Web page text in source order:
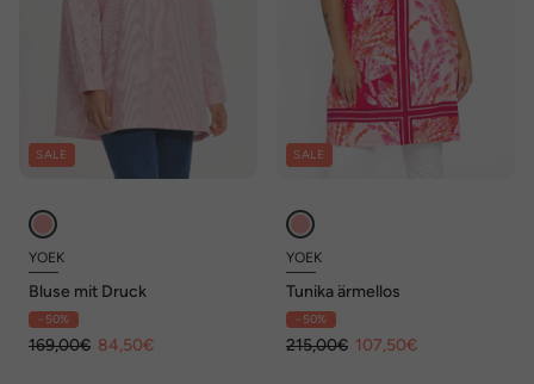
SALE
YOEK
Bluse mit Druck
- 50%
169,00€ 84,50€
SALE
YOEK
Tunika ärmellos
- 50%
215,00€ 107,50€